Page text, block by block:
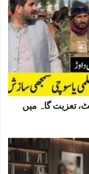
تعزیت گاہ میں